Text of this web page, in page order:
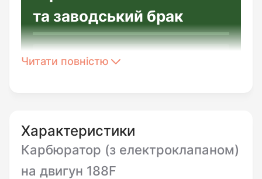
та заводський брак
Перед встановленням
опису.
Читати повністю
Характеристики
Карбюратор (з електроклапаном)
на двигун 188F